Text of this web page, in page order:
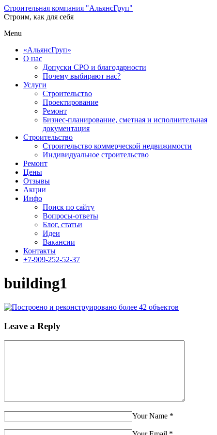
Строительная компания "АльянсГруп"
Строим, как для себя
Menu
«АльянсГруп»
О нас
Допуски СРО и благодарности
Почему выбирают нас?
Услуги
Строительство
Проектирование
Ремонт
Бизнес-планирование, сметная и исполнительная
документация
Строительство
Строительство коммерческой недвижимости
Индивидуальное строительство
Ремонт
Цены
Отзывы
Акции
Инфо
Поиск по сайту
Вопросы-ответы
Блог, статьи
Идеи
Вакансии
Контакты
+7-909-252-52-37
building1
Leave a Reply
Your Name *